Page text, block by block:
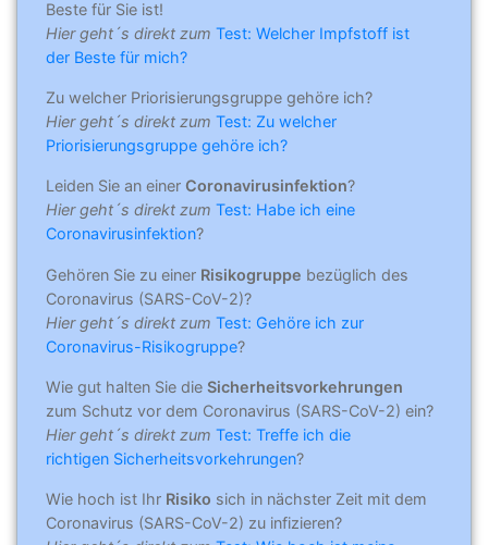
Beste für Sie ist!
Hier geht´s direkt zum Test: Welcher Impfstoff ist
der Beste für mich?
Zu welcher Priorisierungsgruppe gehöre ich?
Hier geht´s direkt zum Test: Zu welcher
Priorisierungsgruppe gehöre ich?
Leiden Sie an einer Coronavirusinfektion?
Hier geht´s direkt zum Test: Habe ich eine
Coronavirusinfektion?
Gehören Sie zu einer Risikogruppe bezüglich des
Coronavirus (SARS-CoV-2)?
Hier geht´s direkt zum Test: Gehöre ich zur
Coronavirus-Risikogruppe?
Wie gut halten Sie die Sicherheitsvorkehrungen
zum Schutz vor dem Coronavirus (SARS-CoV-2) ein?
Hier geht´s direkt zum Test: Treffe ich die
richtigen Sicherheitsvorkehrungen?
Wie hoch ist Ihr Risiko sich in nächster Zeit mit dem
Coronavirus (SARS-CoV-2) zu infizieren?